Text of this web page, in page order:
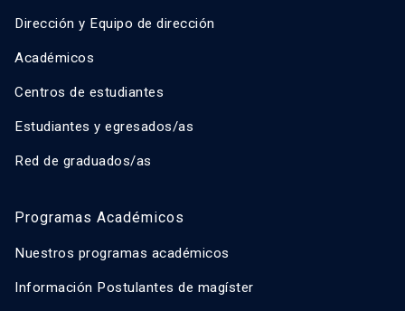
Dirección y Equipo de dirección
Académicos
Centros de estudiantes
Estudiantes y egresados/as
Red de graduados/as
Programas Académicos
Nuestros programas académicos
Información Postulantes de magíster